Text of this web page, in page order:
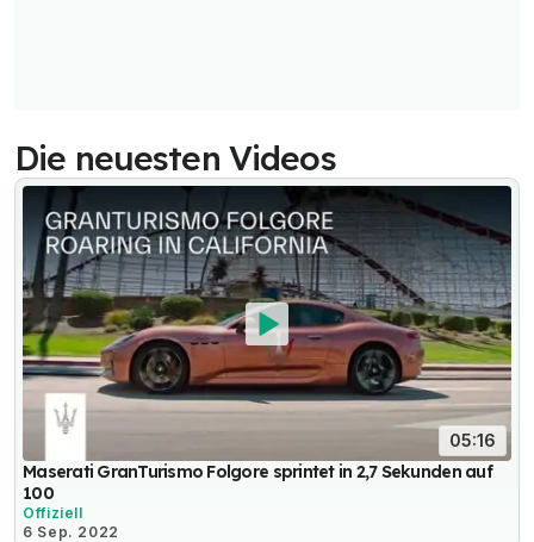
Die neuesten Videos
05:16
Maserati GranTurismo Folgore sprintet in 2,7 Sekunden auf
100
Offiziell
6 Sep. 2022